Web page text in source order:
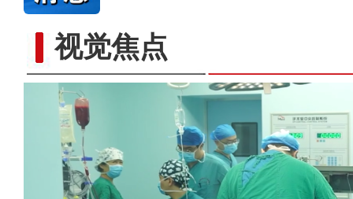
视觉焦点【与你为邻】吉尔吉斯斯坦